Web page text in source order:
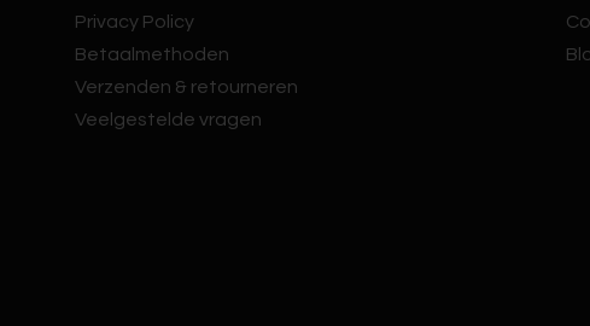
Privacy Policy
Betaalmethoden
Verzenden & retourneren
Veelgestelde vragen